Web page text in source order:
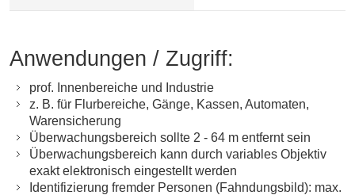
Anwendungen / Zugriff:
prof. Innenbereiche und Industrie
z. B. für Flurbereiche, Gänge, Kassen, Automaten,
Warensicherung
Überwachungsbereich sollte 2 - 64 m entfernt sein
Überwachungsbereich kann durch variables Objektiv
exakt elektronisch eingestellt werden
Identifizierung fremder Personen (Fahndungsbild): max.